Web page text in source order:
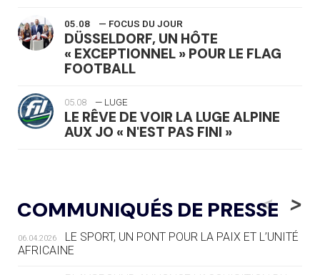
05.08 — FOCUS DU JOUR
DÜSSELDORF, UN HÔTE
« EXCEPTIONNEL » POUR LE FLAG
FOOTBALL
05.08 — LUGE
LE RÊVE DE VOIR LA LUGE ALPINE
AUX JO « N'EST PAS FINI »
DES MONDIAUX À BRISBANE SUR LA
ROUTE DES JO 2032
05.08 — ALPES FRANÇAISES 2030
LE VILLAGE OLYMPIQUE DES ARAVIS
COMMUNIQUÉS DE PRESSE
<
06.04.2026
LE SPORT, UN PONT POUR LA PAIX ET L’UNITÉ
AFRICAINE
>